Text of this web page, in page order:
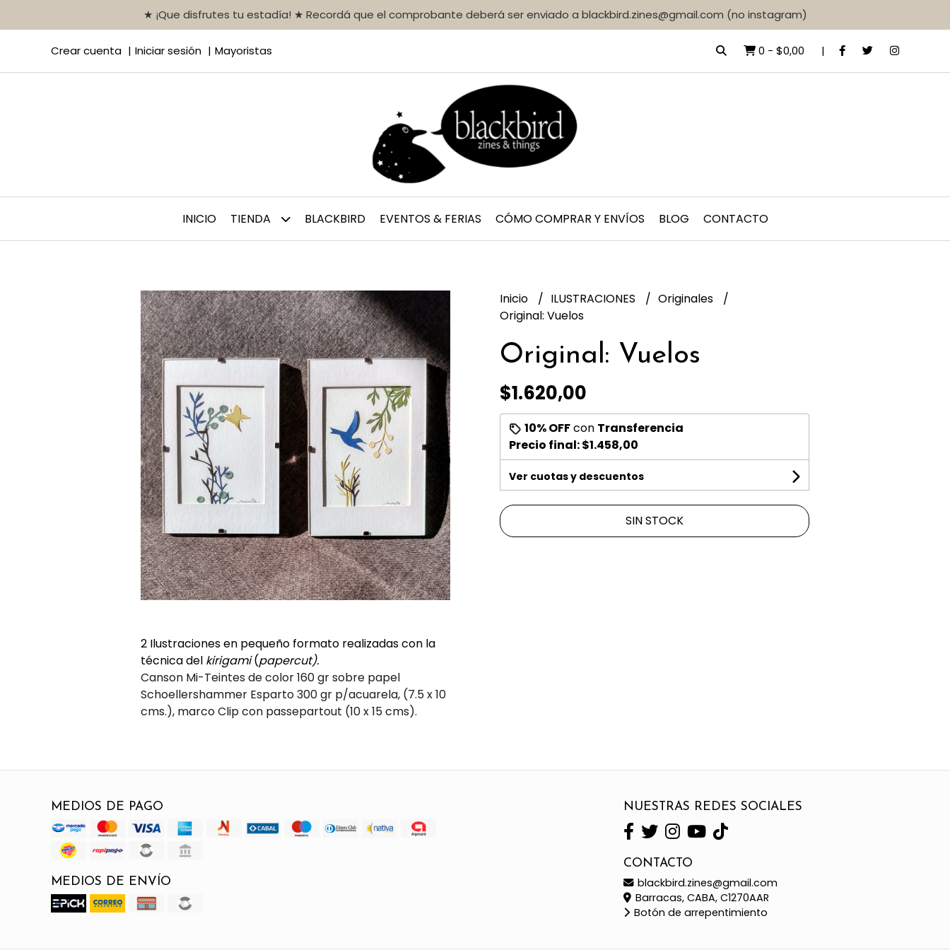
★ ¡Que disfrutes tu estadía! ★ Recordá que el comprobante deberá ser enviado a blackbird.zines@gmail.com (no instagram)
Crear cuenta Iniciar sesión Mayoristas 0 - $0,00
INICIO TIENDA BLACKBIRD EVENTOS & FERIAS CÓMO COMPRAR Y ENVÍOS BLOG CONTACTO
2 Ilustraciones en pequeño formato realizadas con la
técnica del kirigami(papercut).
Canson Mi-Teintes de color 160 gr sobre papel
Schoellershammer Esparto 300 gr p/acuarela, (7.5 x 10
cms.), marco Clip con passepartout (10 x 15 cms).
Inicio ILUSTRACIONES
Originales
Original: Vuelos
Original: Vuelos
$1.620,00
10% OFFcon Transferencia
Precio final:$1.458,00
Ver cuotas y descuentos
SIN STOCK
MEDIOS DE PAGO
MEDIOS DE ENVÍO
NUESTRAS REDES SOCIALES
CONTACTO
blackbird.zines@gmail.com
Barracas, CABA, C1270AAR
Botón de arrepentimiento